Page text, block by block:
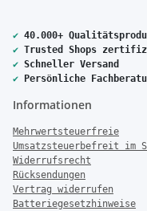
✔ 40.000+
✔ Trusted Shops
✔ Schneller Versand
✔ Persönliche
Informationen
Mehrwertsteuerfreie
Umsatzsteuerbefreit im
Widerrufsrecht
Rücksendungen
Vertrag widerrufen
Batteriegesetzhinweise